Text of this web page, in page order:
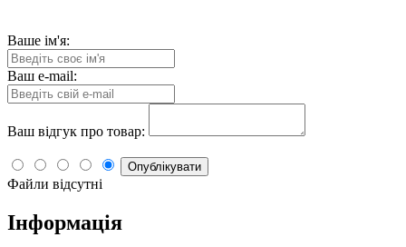
Ваше ім'я:
Ваш e-mail:
Ваш відгук про товар:
Опублікувати
Файли відсутні
Інформація